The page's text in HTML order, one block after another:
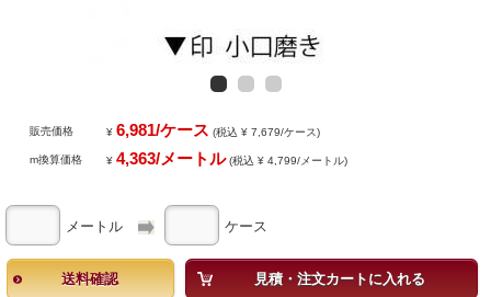
販売価格 ¥6,981/ケース (税込 ¥ 7,679/ケース)
m換算価格 ¥4,363/メートル(税込 ¥ 4,799/メートル)
メートル ケース
送料確認 見積・注文カートに入れる